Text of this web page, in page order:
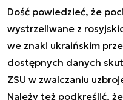
Dość powiedzieć, że
wystrzeliwane z
we znaki ukraińskim
dostępnych danych
ZSU w zwalczaniu
Należy też podkreślić,